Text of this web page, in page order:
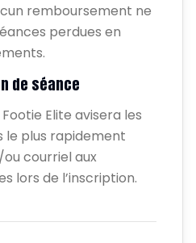
remboursement ne
perdues en
de séance
Elite avisera les
le plus rapidement
courriel aux
lors de l’inscription.